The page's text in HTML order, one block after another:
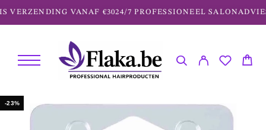
VERZENDING VANAF €3024/7 PROFESSIONEEL SALONADVIES
-23%